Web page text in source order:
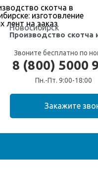
Новосибирск
Производство скотча
Звоните бесплатно по
8 (800) 5000
Пн.-Пт. 9:00-18:00